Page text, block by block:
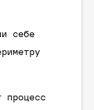
себе
процесс